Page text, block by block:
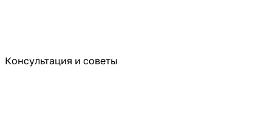
Консультация и советы